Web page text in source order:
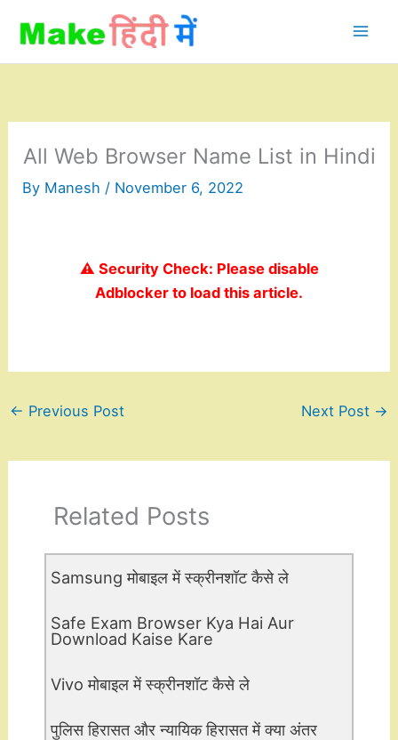
content
All Web Browser Name List in Hindi
By Manesh / November 6, 2022
⚠️ Security Check: Please disable
Adblocker to load this article.
← Previous Post Next Post →
Related Posts
Samsung मोबाइल में स्क्रीनशॉट कैसे ले
Safe Exam Browser Kya Hai Aur
Download Kaise Kare
Vivo मोबाइल में स्क्रीनशॉट कैसे ले
पुलिस हिरासत और न्यायिक हिरासत में क्या अंतर